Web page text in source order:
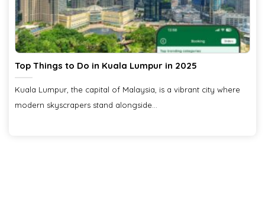
Top Things to Do in Kuala Lumpur in 2025
Kuala Lumpur, the capital of Malaysia, is a vibrant city where
modern skyscrapers stand alongside...